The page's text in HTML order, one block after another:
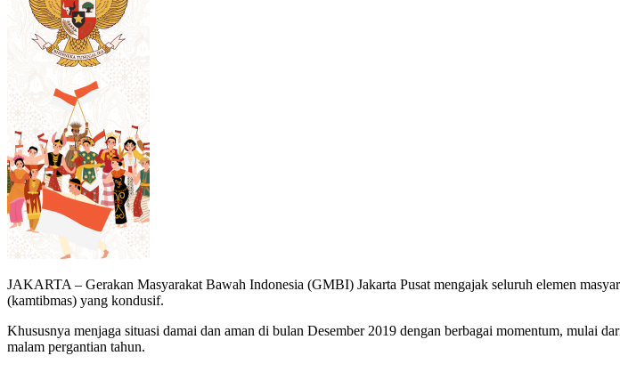
JAKARTA – Gerakan Masyarakat Bawah Indonesia (GMBI) Jakarta Pusat mengajak seluruh elemen
(kamtibmas) yang kondusif.
Khususnya menjaga situasi damai dan aman di bulan Desember 2019 dengan berbagai momentum, mulai
malam pergantian tahun.